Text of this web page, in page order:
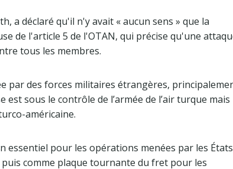
a déclaré qu'il n'y avait « aucun sens » que la
de l'article 5 de l'OTAN, qui précise qu'une
tous les membres.
par des forces militaires étrangères,
sous le contrôle de l’armée de l’air turque mais
américaine.
pour les opérations menées par les
comme plaque tournante du fret pour les